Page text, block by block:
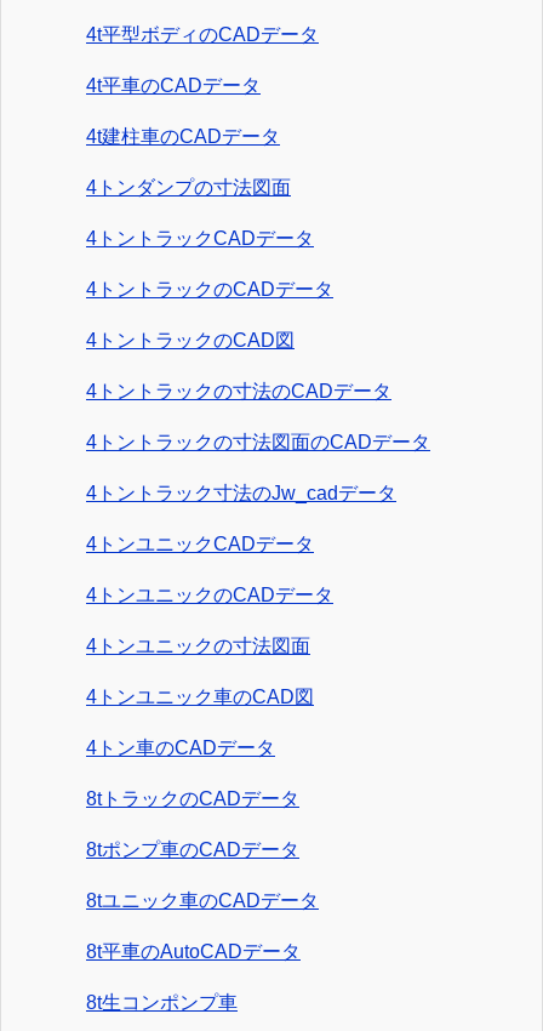
4t平型ボディのCADデータ
4t平車のCADデータ
4t建柱車のCADデータ
4トンダンプの寸法図面
4トントラックCADデータ
4トントラックのCADデータ
4トントラックのCAD図
4トントラックの寸法のCADデータ
4トントラックの寸法図面のCADデータ
4トントラック寸法のJw_cadデータ
4トンユニックCADデータ
4トンユニックのCADデータ
4トンユニックの寸法図面
4トンユニック車のCAD図
4トン車のCADデータ
8tトラックのCADデータ
8tポンプ車のCADデータ
8tユニック車のCADデータ
8t平車のAutoCADデータ
8t生コンポンプ車